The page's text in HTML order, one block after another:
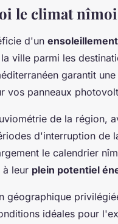
le climat
d'un
ville parmi les
garantit
vos panneaux
de la région,
d'interruption de
le calendrier
leur plein potentiel
géographique
idéales pour